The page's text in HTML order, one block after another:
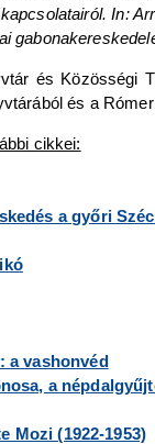
In:
és Közösségi
és a
cikkei:
a győri
a vashonvéd
a
Mozi (1922-1953)